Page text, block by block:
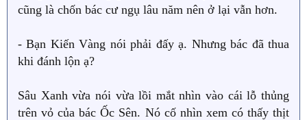
cũng là chốn bác cư ngụ lâu năm nên ở lại vẫn hơn.
- Bạn Kiến Vàng nói phải đấy ạ. Nhưng bác đã thua
khi đánh lộn ạ?
Sâu Xanh vừa nói vừa lồi mắt nhìn vào cái lỗ thủng
trên vỏ của bác Ốc Sên. Nó cố nhìn xem có thấy thịt